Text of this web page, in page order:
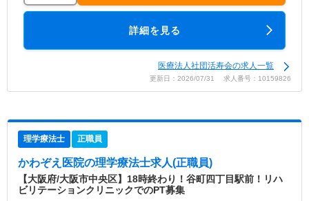
詳細を見る
医療法人社団活寿会の求人一覧
更新日：2026/07/31 求人番号：10159826
理学療法士 正職員
かわぞえ医院の理学療法士求人(正職員)
【大阪府/大阪市中央区】18時終わり！谷町四丁目駅前！リハ
ビリテーションクリニックでのPT募集